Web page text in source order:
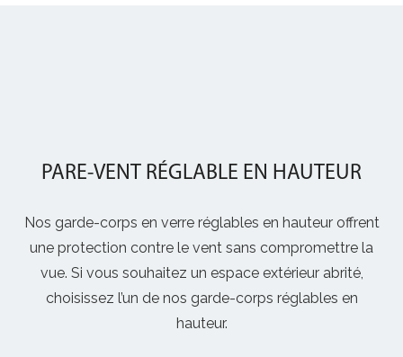
PARE-VENT RÉGLABLE EN HAUTEUR
Nos garde-corps en verre réglables en hauteur offrent
une protection contre le vent sans compromettre la
vue. Si vous souhaitez un espace extérieur abrité,
choisissez l’un de nos garde-corps réglables en
hauteur.